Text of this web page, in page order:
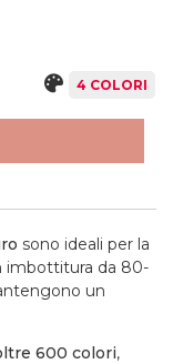
4 COLORI
sono ideali per la
imbottitura da 80-
un
600 colori,